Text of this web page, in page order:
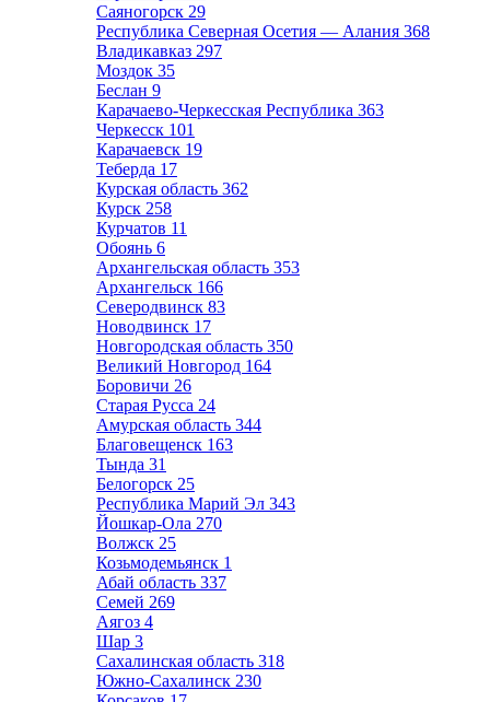
Саяногорск 29
Республика Северная Осетия — Алания 368
Владикавказ 297
Моздок 35
Беслан 9
Карачаево-Черкесская Республика 363
Черкесск 101
Карачаевск 19
Теберда 17
Курская область 362
Курск 258
Курчатов 11
Обоянь 6
Архангельская область 353
Архангельск 166
Северодвинск 83
Новодвинск 17
Новгородская область 350
Великий Новгород 164
Боровичи 26
Старая Русса 24
Амурская область 344
Благовещенск 163
Тында 31
Белогорск 25
Республика Марий Эл 343
Йошкар-Ола 270
Волжск 25
Козьмодемьянск 1
Абай область 337
Семей 269
Аягоз 4
Шар 3
Сахалинская область 318
Южно-Сахалинск 230